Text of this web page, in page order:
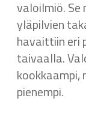
valoilmiö.
yläpilvien
havaittiin eri
taivaalla.
pienempi.